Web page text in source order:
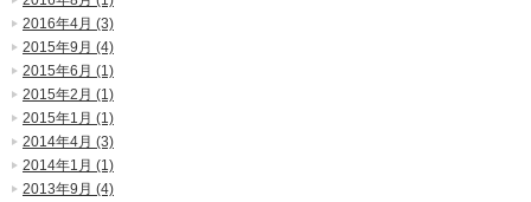
2016年4月 (3)
2015年9月 (4)
2015年6月 (1)
2015年2月 (1)
2015年1月 (1)
2014年4月 (3)
2014年1月 (1)
2013年9月 (4)